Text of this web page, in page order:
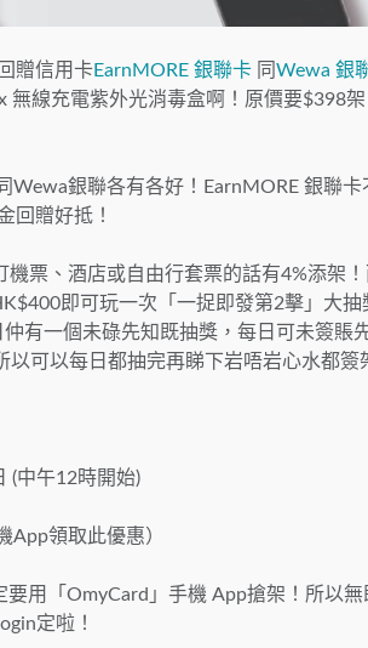
贈信用卡EarnMORE 銀聯卡 同 Wewa 銀
無線充電紫外光消毒盒啊！原價要$398
Wewa銀聯各有各好！EarnMORE 銀聯
回贈好抵！
機票、酒店或自由行套票的話有4%添架
即可玩一次「一捉即發第2擊」大
有一個未碌先知既抽獎，每日可未簽賬
可以每日都抽完再睇下岩唔岩心水都簽
(中午12時開始)
App領取此優惠）
用「OmyCard」手機 App搶架！所以無
定啦！